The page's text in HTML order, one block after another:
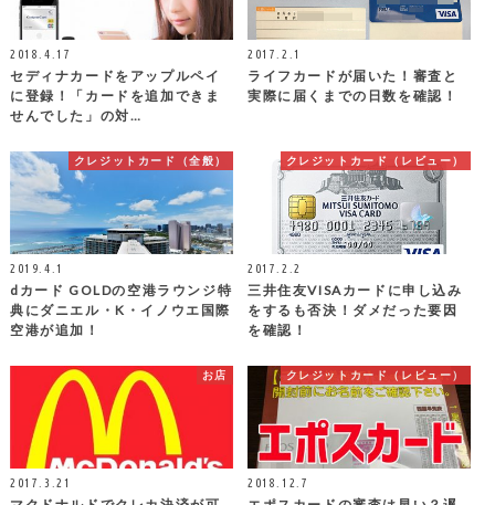
2018.4.17
セディナカードをアップルペイ
に登録！「カードを追加できま
せんでした」の対…
2017.2.1
ライフカードが届いた！審査と
実際に届くまでの日数を確認！
クレジットカード（全般）
2019.4.1
dカード GOLDの空港ラウンジ特
典にダニエル・K・イノウエ国際
空港が追加！
クレジットカード（レビュー）
2017.2.2
三井住友VISAカードに申し込み
をするも否決！ダメだった要因
を確認！
お店
2017.3.21
クレジットカード（レビュー）
2018.12.7